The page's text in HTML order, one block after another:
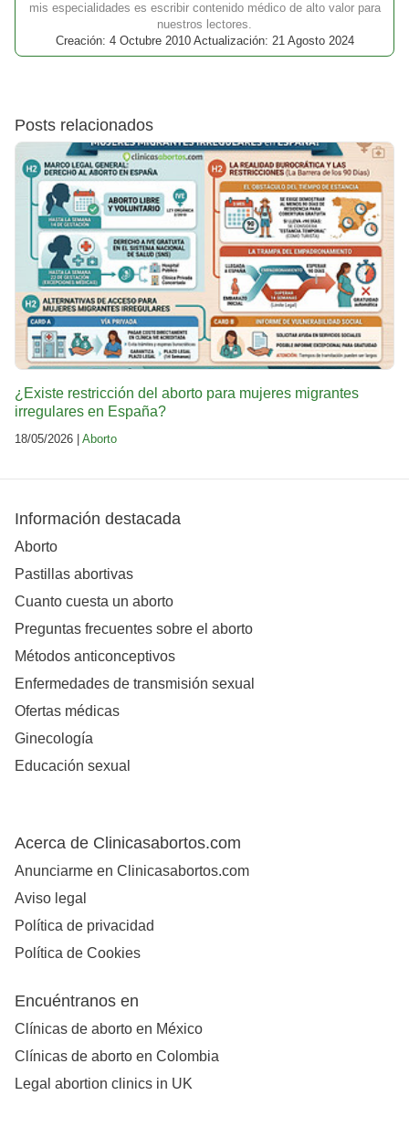
mis especialidades es escribir contenido médico de alto valor para
nuestros lectores.
Creación: 4 Octubre 2010 Actualización: 21 Agosto 2024
Posts relacionados
¿Existe restricción del aborto para mujeres migrantes
irregulares en España?
18/05/2026 | Aborto
Información destacada
Aborto
Pastillas abortivas
Cuanto cuesta un aborto
Preguntas frecuentes sobre el aborto
Métodos anticonceptivos
Enfermedades de transmisión sexual
Ofertas médicas
Ginecología
Educación sexual
Acerca de Clinicasabortos.com
Anunciarme en Clinicasabortos.com
Aviso legal
Política de privacidad
Política de Cookies
Encuéntranos en
Clínicas de aborto en México
Clínicas de aborto en Colombia
Legal abortion clinics in UK